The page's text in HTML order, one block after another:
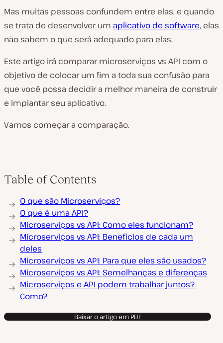
Mas muitas pessoas confundem entre elas, e quando
se trata de desenvolver um aplicativo de software, elas
não sabem o que será adequado para elas.
Este artigo irá comparar microserviços vs API com o
objetivo de colocar um fim a toda sua confusão para
que você possa decidir a melhor maneira de construir
e implantar seu aplicativo.
Vamos começar a comparação.
Table of Contents
O que são Microserviços?
O que é uma API?
Microserviços vs API: Como eles funcionam?
Microserviços vs API: Benefícios de cada um
deles
Microserviços vs API: Para que eles são usados?
Microserviços vs API: Semelhanças e diferenças
Microserviços e API podem trabalhar juntos?
Como?
Baixar o artigo em PDF